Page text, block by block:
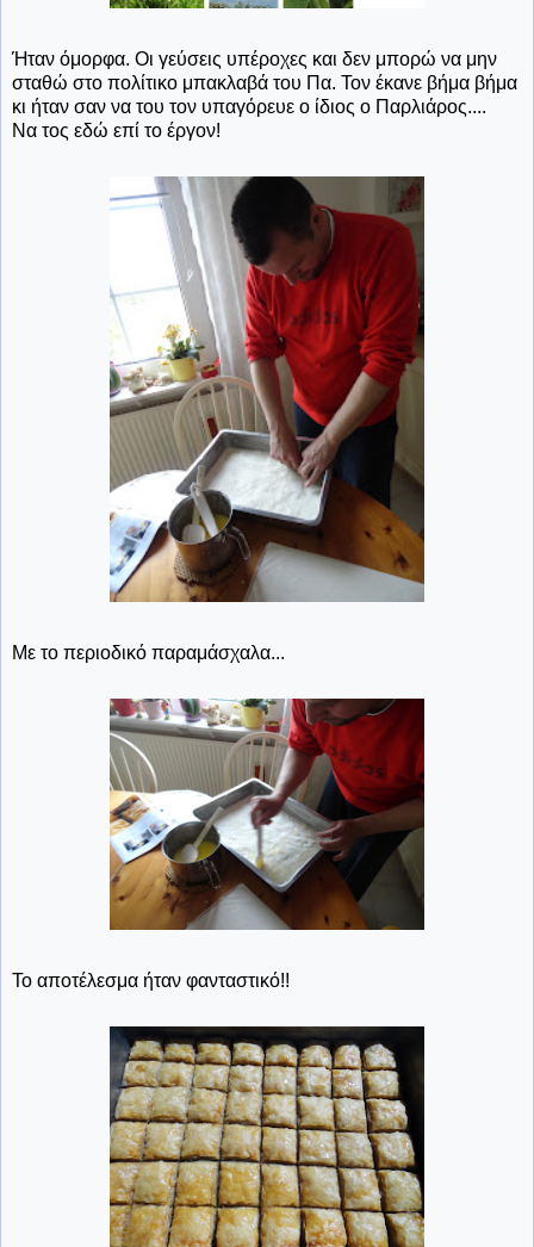
Ήταν όμορφα. Οι γεύσεις υπέροχες και δεν μπορώ να μην
σταθώ στο πολίτικο μπακλαβά του Πα. Τον έκανε βήμα βήμα
κι ήταν σαν να του τον υπαγόρευε ο ίδιος ο Παρλιάρος....
Να τος εδώ επί το έργον!
Με το περιοδικό παραμάσχαλα...
Το αποτέλεσμα ήταν φανταστικό!!